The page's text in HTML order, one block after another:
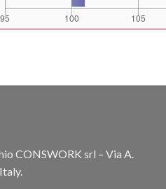
CONSWORK srl – Via A.